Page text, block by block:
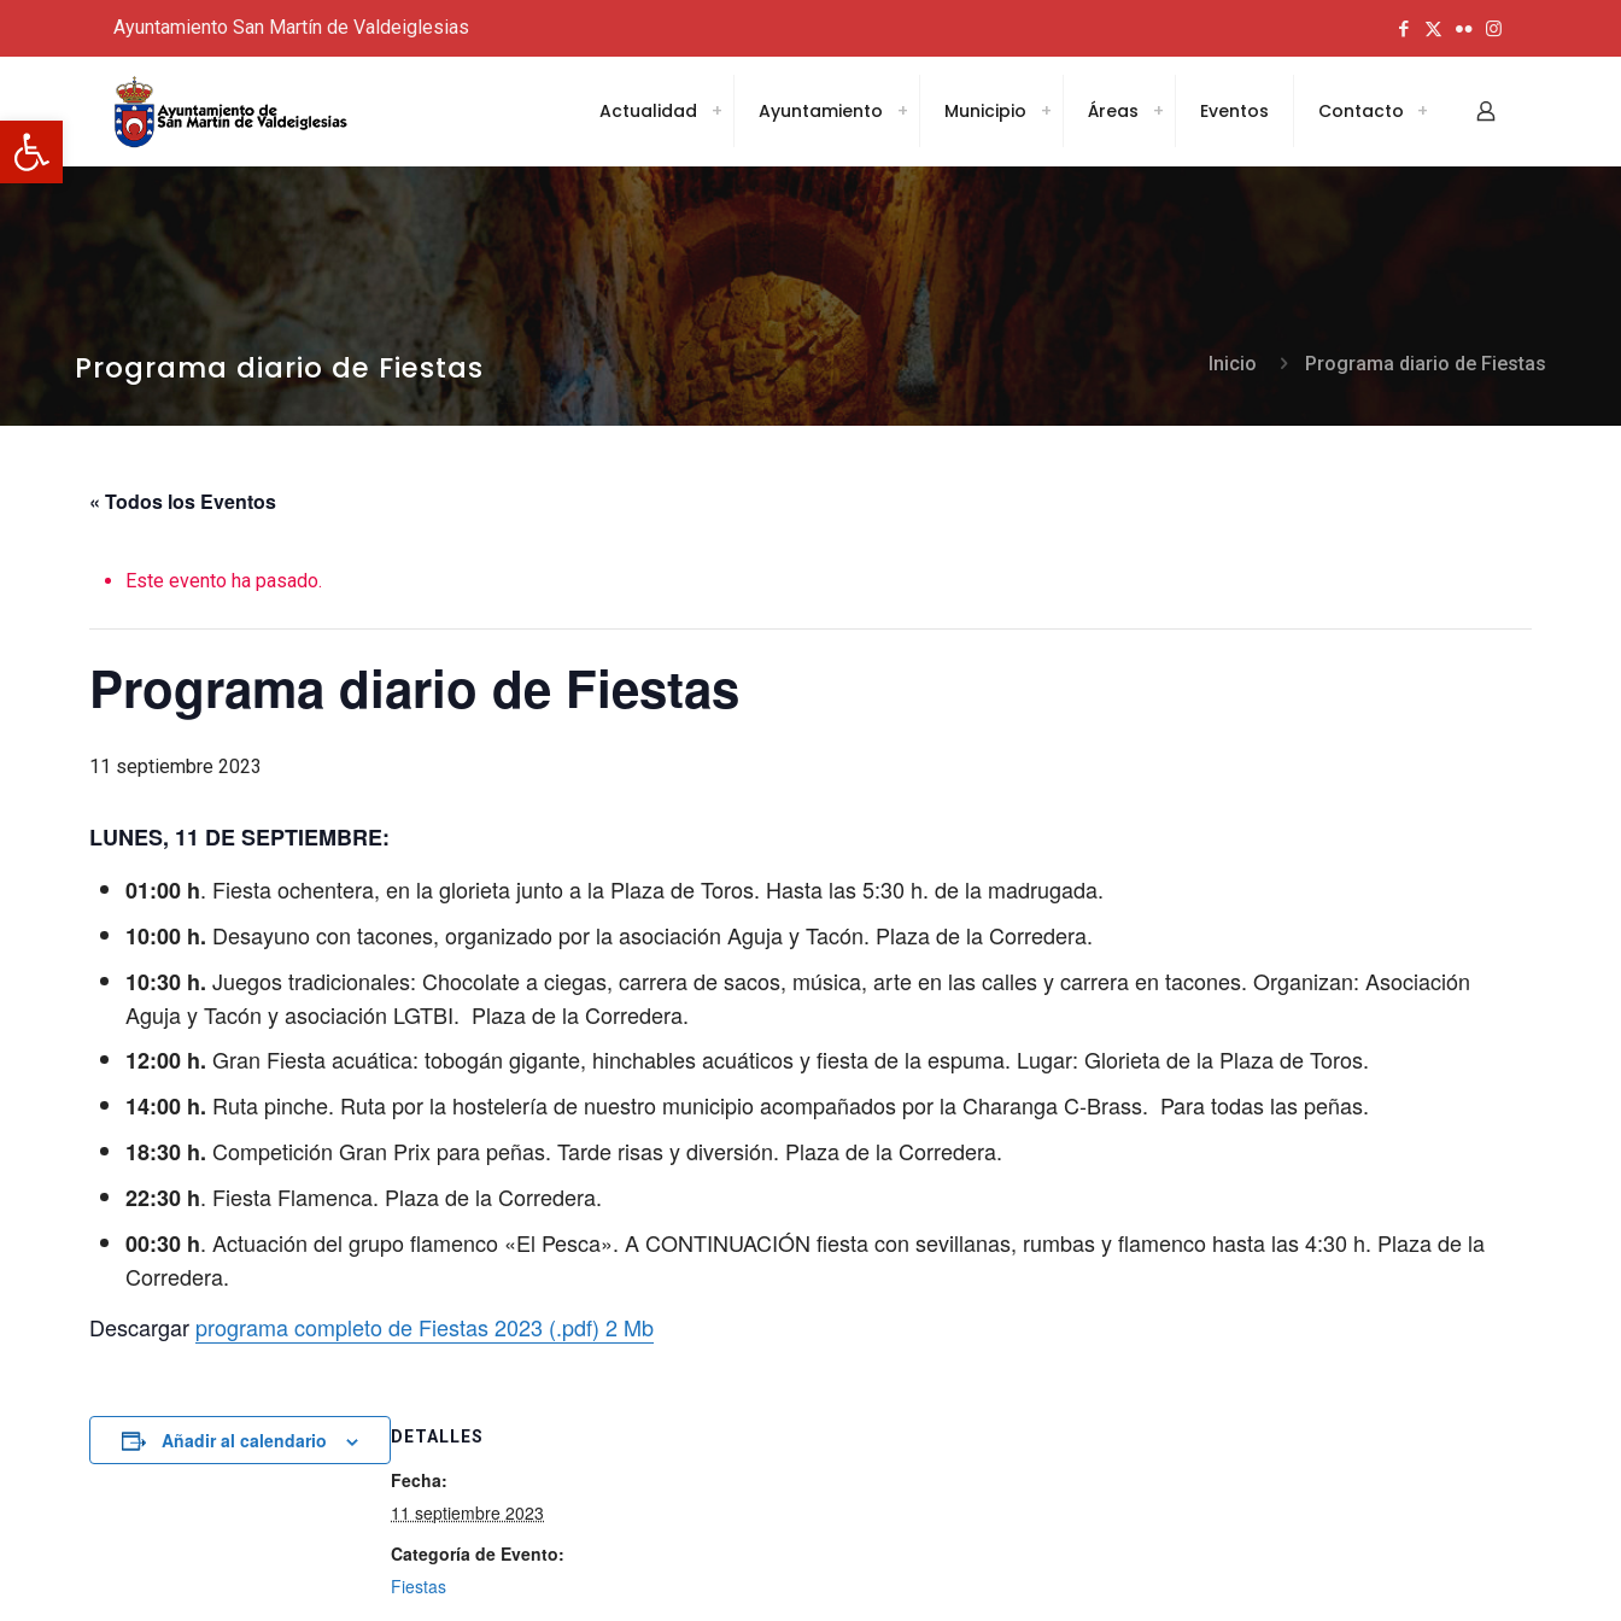
Abrir barra de herramientas
Ayuntamiento San Martín de Valdeiglesias
Actualidad Ayuntamiento Municipio Áreas Eventos Contacto
Programa diario de Fiestas Inicio Programa diario de Fiestas
« Todos los Eventos
Este evento ha pasado.
Programa diario de Fiestas
11 septiembre 2023
LUNES, 11 DE SEPTIEMBRE:
01:00 h. Fiesta ochentera, en la glorieta junto a la Plaza de Toros. Hasta las 5:30 h. de la madrugada.
10:00 h. Desayuno con tacones, organizado por la asociación Aguja y Tacón. Plaza de la Corredera.
10:30 h. Juegos tradicionales: Chocolate a ciegas, carrera de sacos, música, arte en las calles y carrera en tacones. Organizan: Asociación
Aguja y Tacón y asociación LGTBI. Plaza de la Corredera.
12:00 h. Gran Fiesta acuática: tobogán gigante, hinchables acuáticos y fiesta de la espuma. Lugar: Glorieta de la Plaza de Toros.
14:00 h. Ruta pinche. Ruta por la hostelería de nuestro municipio acompañados por la Charanga C-Brass. Para todas las peñas.
18:30 h. Competición Gran Prix para peñas. Tarde risas y diversión. Plaza de la Corredera.
22:30 h. Fiesta Flamenca. Plaza de la Corredera.
00:30 h. Actuación del grupo flamenco «El Pesca». A CONTINUACIÓN fiesta con sevillanas, rumbas y flamenco hasta las 4:30 h. Plaza de la
Corredera.
Descargar programa completo de Fiestas 2023 (.pdf) 2 Mb
Añadir al calendario DETALLES
Fecha:
11 septiembre 2023
Categoría de Evento:
Fiestas